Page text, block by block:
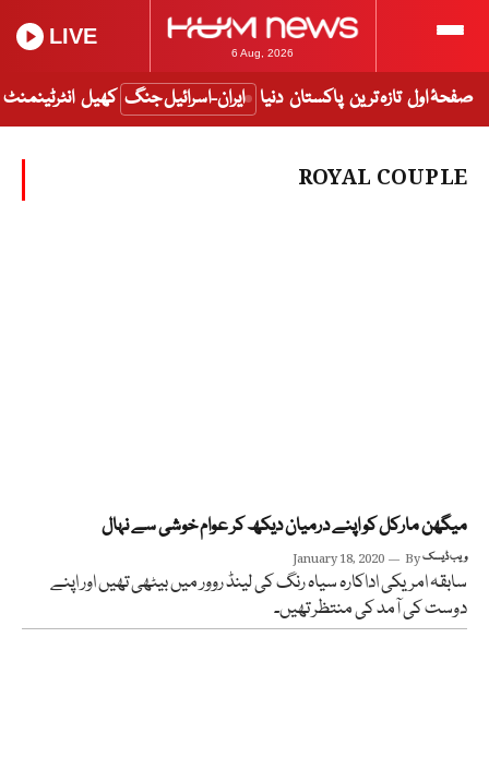
6 Aug, 2026
LIVE
صفحۂ اول تازہ ترین پاکستان دنیا ایران-اسرائیل جنگ کھیل انٹرٹینمنٹ
ROYAL COUPLE
میگھن مارکل کو اپنے درمیان دیکھ کر عوام خوشی سے نہال
January 18, 2020 Byویب ڈیسک
سابقہ امریکی اداکارہ سیاہ رنگ کی لینڈ روور میں بیٹھی تھیں اور اپنے
دوست کی آمد کی منتظر تھیں۔